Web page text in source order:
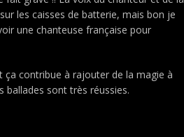
les caisses de batterie, mais bon je
une chanteuse française pour
ça contribue à rajouter de la magie à
ballades sont très réussies.